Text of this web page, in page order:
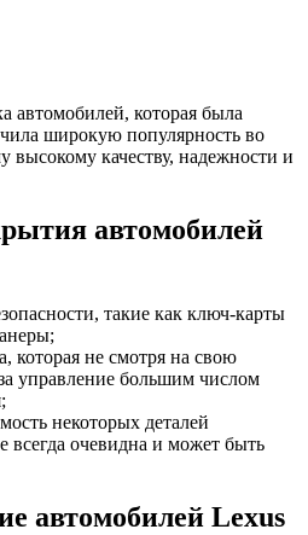
автомобилей, которая была
широкую популярность во
высокому качеству, надежности и
автомобилей
такие как ключ-карты
которая не смотря на свою
управление большим числом
некоторых деталей
всегда очевидна и может быть
автомобилей Lexus